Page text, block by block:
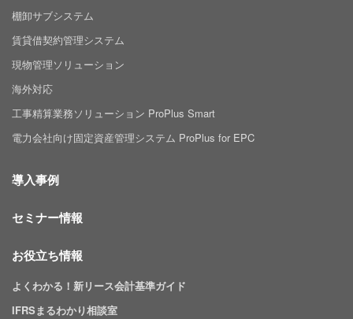
棚卸サブシステム
賃貸借契約管理システム
現物管理ソリューション
海外対応
工事精算業務ソリューション ProPlus Smart
電力会社向け固定資産管理システム ProPlus for EPC
導入事例
セミナー情報
お役立ち情報
よくわかる！新リース会計基準ガイド
IFRSまるわかり相談室